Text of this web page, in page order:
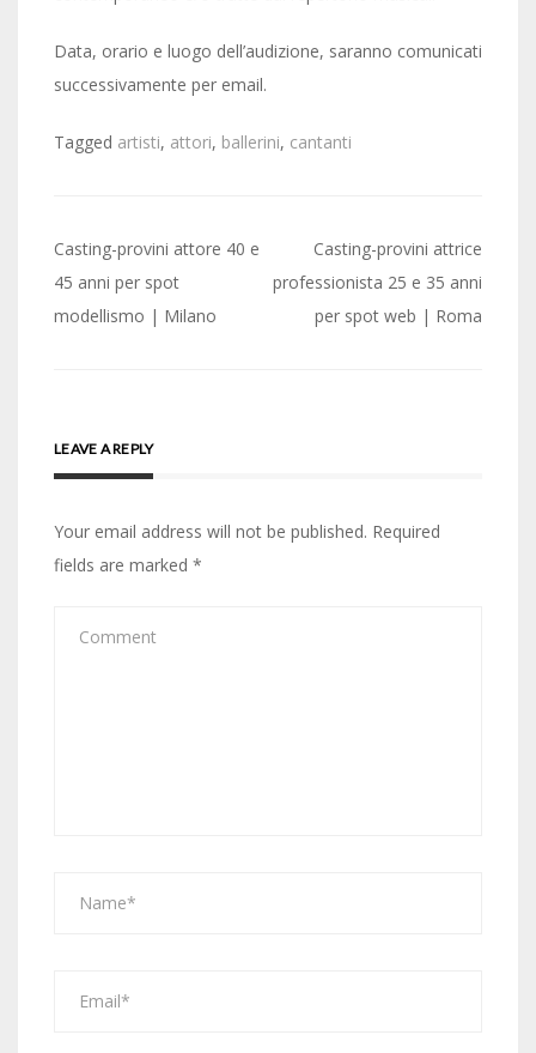
Data, orario e luogo dell’audizione, saranno comunicati
successivamente per email.
Tagged artisti, attori, ballerini, cantanti
Post
navigation
Casting-provini attore 40 e
45 anni per spot
modellismo | Milano
Casting-provini attrice
professionista 25 e 35 anni
per spot web | Roma
LEAVE A REPLY
Your email address will not be published. Required
fields are marked *